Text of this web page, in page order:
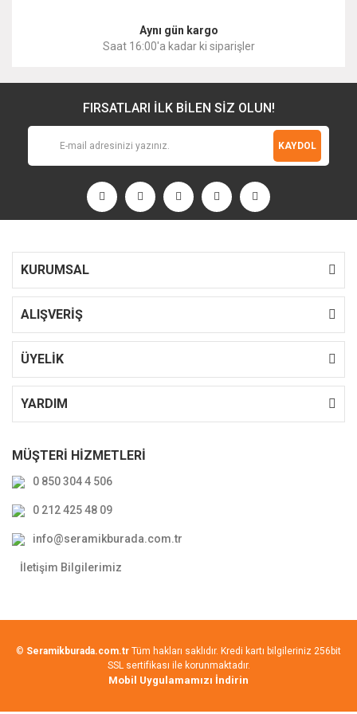
Aynı gün kargo
Saat 16:00'a kadar ki siparişler
FIRSATLARI İLK BİLEN SİZ OLUN!
KAYDOL
KURUMSAL
ALIŞVERİŞ
ÜYELİK
YARDIM
MÜŞTERİ HİZMETLERİ
0 850 304 4 506
0 212 425 48 09
info@seramikburada.com.tr
İletişim Bilgilerimiz
© Seramikburada.com.tr Tüm hakları saklıdır. Kredi kartı bilgileriniz 256bit
SSL sertifikası ile korunmaktadır.
Mobil Uygulamamızı İndirin